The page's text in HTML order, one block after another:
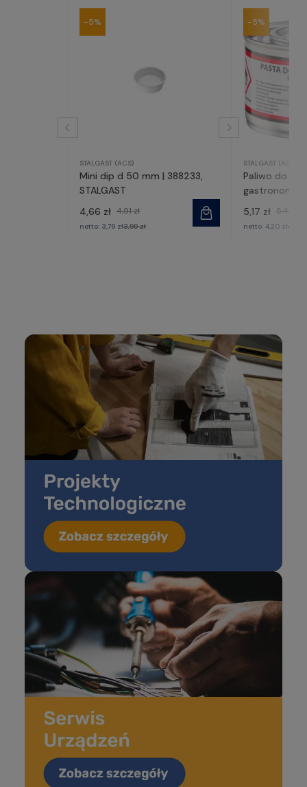
STALGAST (ACS)
Mini dip d 50 mm | 388233,
STALGAST
4,66 zł 4,91 zł
netto: 3,79 zł3,99 zł
-5%
STALGAST (ACS)
Paliwo do
5,17 zł 5,44 zł
netto: 4,20 zł4,42
-5%